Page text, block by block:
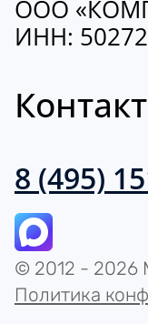
ООО
ИНН:
8 (495)
© 2012 - 2026
Политика